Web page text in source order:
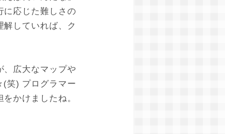
に応じた難しさの
していれば、ク
広大なマップや
(笑) プログラマー
かけましたね。